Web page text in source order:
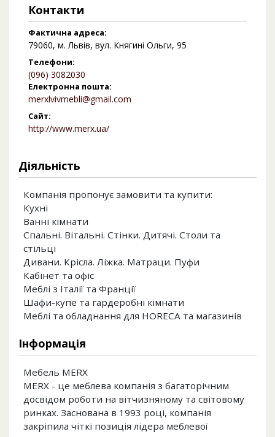
Контакти
Фактична адреса:
79060, м. Львів, вул. Княгині Ольги, 95
Телефони:
(096) 3082030
Електронна пошта:
merxlvivmebli@gmail.com
Сайт:
http://www.merx.ua/
Діяльність
Компанія пропонує замовити та купити:
Кухні
Ванні кімнати
Спальні. Вітальні. Стінки. Дитячі. Столи та
стільці
Дивани. Крісла. Ліжка. Матраци. Пуфи
Кабінет та офіс
Меблі з Італії та Франції
Шафи-купе та гардеробні кімнати
Меблі та обладнання для HORECA та магазинів
Інформація
Мебель MERX
MERX - це меблева компанія з багаторічним
досвідом роботи на вітчизняному та світовому
ринках. Заснована в 1993 році, компанія
закріпила чіткі позиція лідера меблевої